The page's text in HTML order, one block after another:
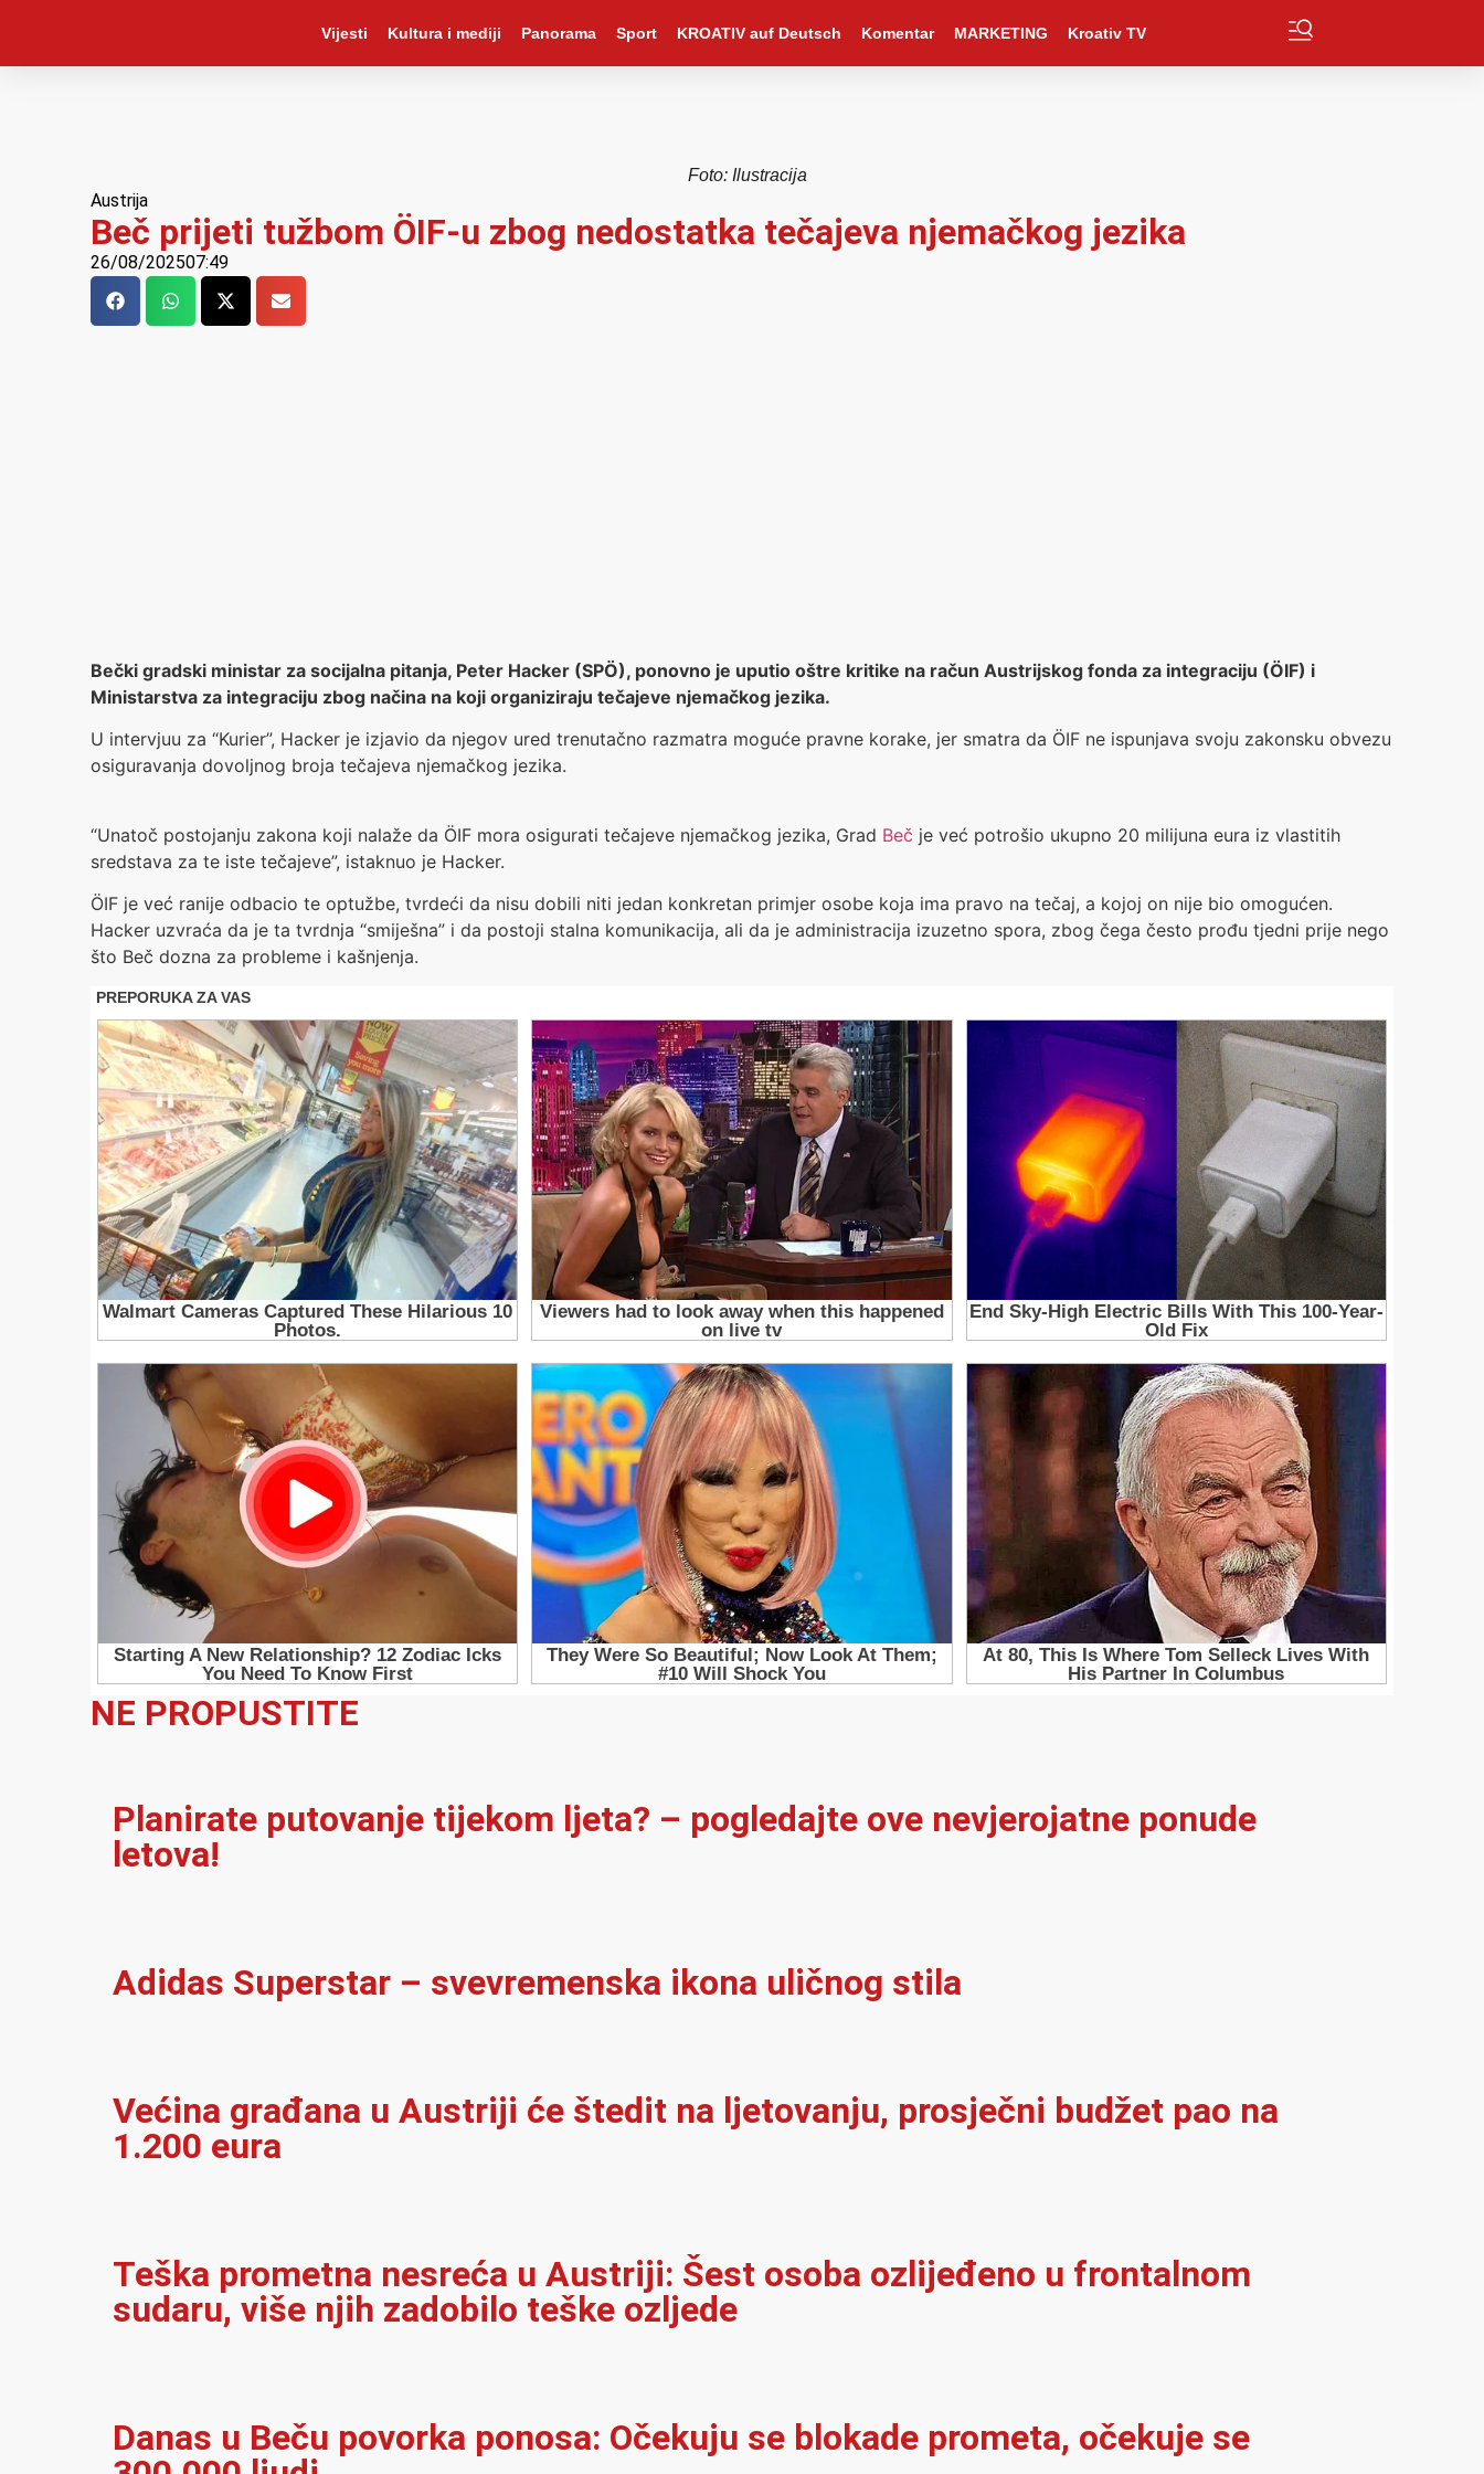
Vijesti Kultura i mediji Panorama Sport KROATIV auf Deutsch Komentar MARKETING Kroativ TV
Foto: Ilustracija
Austrija
Beč prijeti tužbom ÖIF-u zbog nedostatka tečajeva njemačkog jezika
26/08/202507:49
Bečki gradski ministar za socijalna pitanja, Peter Hacker (SPÖ), ponovno je uputio oštre kritike na račun Austrijskog fonda za integraciju (ÖIF) i
Ministarstva za integraciju zbog načina na koji organiziraju tečajeve njemačkog jezika.
U intervjuu za “Kurier”, Hacker je izjavio da njegov ured trenutačno razmatra moguće pravne korake, jer smatra da ÖIF ne ispunjava svoju zakonsku obvezu
osiguravanja dovoljnog broja tečajeva njemačkog jezika.
“Unatoč postojanju zakona koji nalaže da ÖIF mora osigurati tečajeve njemačkog jezika, Grad Beč je već potrošio ukupno 20 milijuna eura iz vlastitih
sredstava za te iste tečajeve”, istaknuo je Hacker.
ÖIF je već ranije odbacio te optužbe, tvrdeći da nisu dobili niti jedan konkretan primjer osobe koja ima pravo na tečaj, a kojoj on nije bio omogućen.
Hacker uzvraća da je ta tvrdnja “smiješna” i da postoji stalna komunikacija, ali da je administracija izuzetno spora, zbog čega često prođu tjedni prije nego
što Beč dozna za probleme i kašnjenja.
NE PROPUSTITE
Planirate putovanje tijekom ljeta? – pogledajte ove nevjerojatne ponude
letova!
Adidas Superstar – svevremenska ikona uličnog stila
Većina građana u Austriji će štedit na ljetovanju, prosječni budžet pao na
1.200 eura
Teška prometna nesreća u Austriji: Šest osoba ozlijeđeno u frontalnom
sudaru, više njih zadobilo teške ozljede
Danas u Beču povorka ponosa: Očekuju se blokade prometa, očekuje se